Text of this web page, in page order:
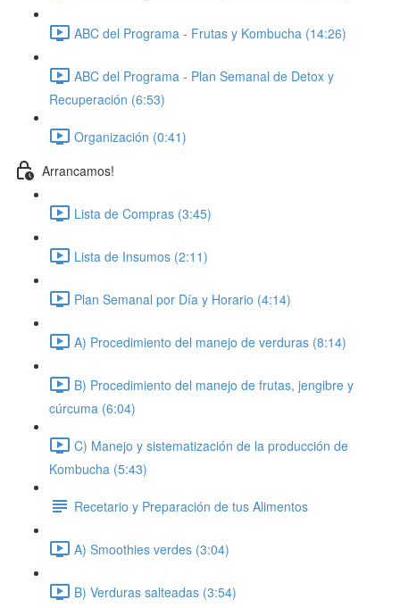
ABC del Programa - Frutas y Kombucha (14:26)
ABC del Programa - Plan Semanal de Detox y
Recuperación (6:53)
Organización (0:41)
Arrancamos!
Lista de Compras (3:45)
Lista de Insumos (2:11)
Plan Semanal por Día y Horario (4:14)
A) Procedimiento del manejo de verduras (8:14)
B) Procedimiento del manejo de frutas, jengibre y
cúrcuma (6:04)
C) Manejo y sistematización de la producción de
Kombucha (5:43)
Recetario y Preparación de tus Alimentos
A) Smoothies verdes (3:04)
B) Verduras salteadas (3:54)